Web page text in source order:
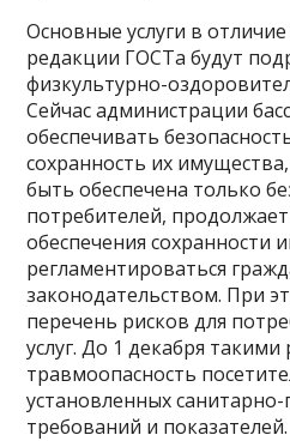
Основные услуги в
редакции ГОСТа будут
физкультурно-
Сейчас администрации
обеспечивать
сохранность их
быть обеспечена только
потребителей,
обеспечения сохранности
регламентироваться
законодательством. При
перечень рисков для
услуг. До 1 декабря
травмоопасность
установленных санитарно-
требований и показателей.